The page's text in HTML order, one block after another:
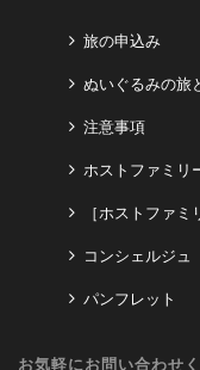
旅の申込み
ぬいぐるみの旅
注意事項
ホストファミリ
［ホストファ
コンシェルジュ
パンフレット
お気軽にお問い合わせく